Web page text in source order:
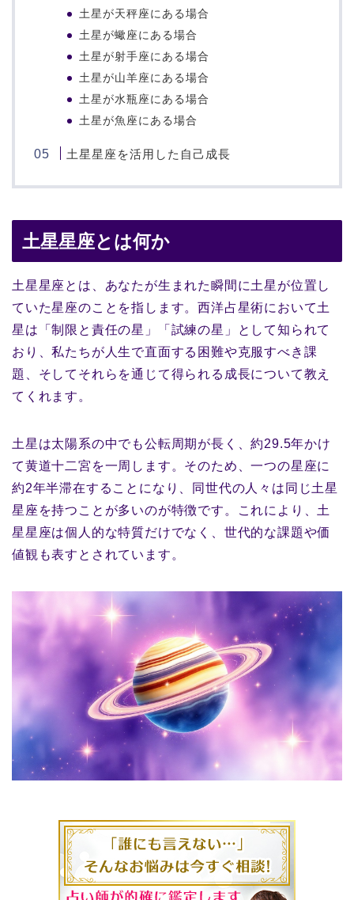
土星が天秤座にある場合
土星が蠍座にある場合
土星が射手座にある場合
土星が山羊座にある場合
土星が水瓶座にある場合
土星が魚座にある場合
土星星座を活用した自己成長
土星星座とは何か
土星星座とは、あなたが生まれた瞬間に土星が位置し
ていた星座のことを指します。西洋占星術において土
星は「制限と責任の星」「試練の星」として知られて
おり、私たちが人生で直面する困難や克服すべき課
題、そしてそれらを通じて得られる成長について教え
てくれます。
土星は太陽系の中でも公転周期が長く、約29.5年かけ
て黄道十二宮を一周します。そのため、一つの星座に
約2年半滞在することになり、同世代の人々は同じ土星
星座を持つことが多いのが特徴です。これにより、土
星星座は個人的な特質だけでなく、世代的な課題や価
値観も表すとされています。